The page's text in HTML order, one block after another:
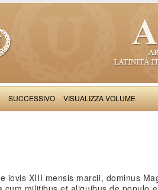
SUCCESSIVO VISUALIZZA VOLUME
iovis XIII mensis marcii, dominus